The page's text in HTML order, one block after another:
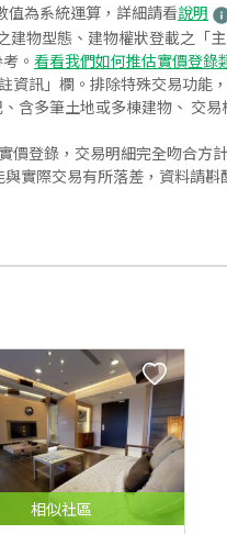
值為系統運算，詳細請看說明
物型態、建物權狀登載之「
。 看看我們如何推估實價登錄
訊」欄。排除特殊交易功能
含多筆土地或多棟建物、 交
登錄，交易明細完全吻合方
實際交易有所落差，資料請斟
相似社區